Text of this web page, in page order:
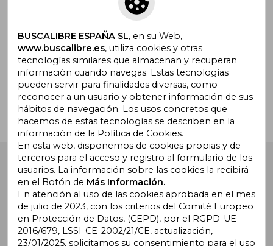
promociones
¿Necesitas ayuda?
Ir a Centro de Soporte
Buscalibre España . Calle Energía, 65, Nave 3 (08940),
Cornellà de Llobregat, Barcelona. Derechos Reservados.
BUSCALIBRE ESPAÑA SL, en su Web,
www.buscalibre.es, utiliza cookies y otras
tecnologías similares que almacenan y recuperan
información cuando navegas. Estas tecnologías
pueden servir para finalidades diversas, como
reconocer a un usuario y obtener información de sus
hábitos de navegación. Los usos concretos que
hacemos de estas tecnologías se describen en la
información de la Política de Cookies.
En esta web, disponemos de cookies propias y de
terceros para el acceso y registro al formulario de los
usuarios. La información sobre las cookies la recibirá
en el Botón de Más Información.
En atención al uso de las cookies aprobada en el mes
de julio de 2023, con los criterios del Comité Europeo
en Protección de Datos, (CEPD), por el RGPD-UE-
2016/679, LSSI-CE-2002/21/CE, actualización,
23/01/2025, solicitamos su consentimiento para el uso